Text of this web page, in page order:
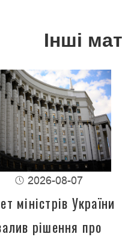
Інші
2026-08-07
міністрів України
рішення про